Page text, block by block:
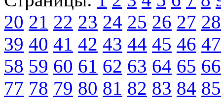
20 21 22 23 24 25 26 27 28
39 40 41 42 43 44 45 46 47
58 59 60 61 62 63 64 65 66
77 78 79 80 81 82 83 84 85